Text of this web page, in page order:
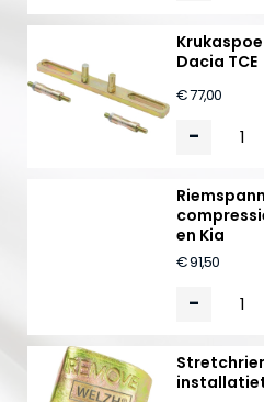
Dacia TCE
€ 77,00
-
en Kia
€ 91,50
-